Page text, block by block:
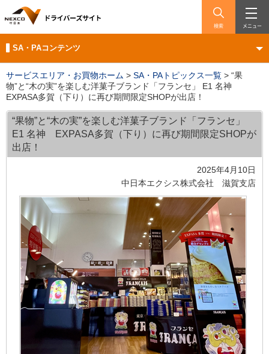
検索 メニュー
SA・PAコンテンツ
サービスエリア・お買物ホーム > SA・PAトピックス一覧 > “果
物”と“木の実”を楽しむ洋菓子ブランド「フランセ」 E1 名神
EXPASA多賀（下り）に再び期間限定SHOPが出店！
“果物”と“木の実”を楽しむ洋菓子ブランド「フランセ」
E1 名神 EXPASA多賀（下り）に再び期間限定SHOPが
出店！
2025年4月10日
中日本エクシス株式会社 滋賀支店